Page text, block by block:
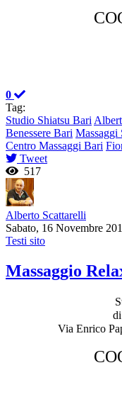
0
Tag:
Studio Shiatsu Bari
Benessere Bari Massaggi
Centro Massaggi Bari
Tweet
517
Alberto Scattarelli
Sabato, 16 Novembre
Testi sito
Massaggio
Via Enrico